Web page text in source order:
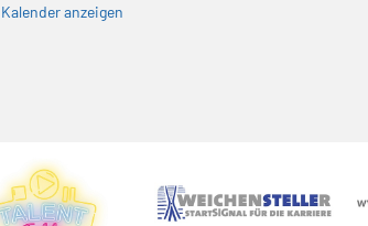
Kalender anzeigen